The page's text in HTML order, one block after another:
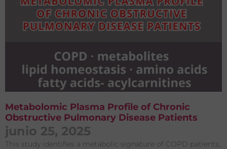
Metabolomic Plasma Profile of Chronic
Obstructive Pulmonary Disease Patients
junio 25, 2025
This study identifies a metabolic signature of COPD patients,